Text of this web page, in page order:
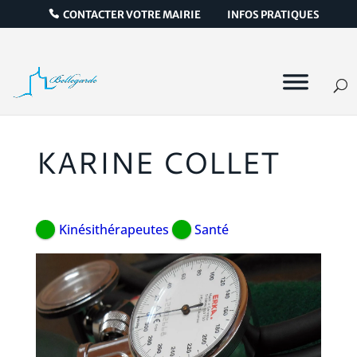
CONTACTER VOTRE MAIRIE INFOS PRATIQUES
KARINE COLLET
Kinésithérapeutes Santé